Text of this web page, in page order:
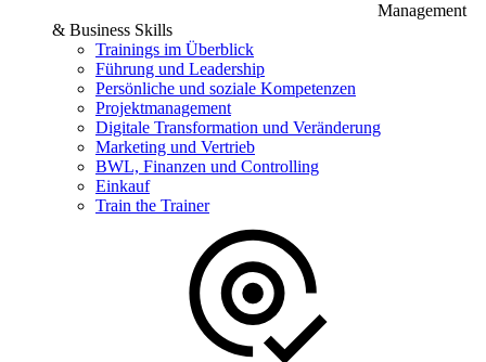
Management
& Business Skills
Trainings im Überblick
Führung und Leadership
Persönliche und soziale Kompetenzen
Projektmanagement
Digitale Transformation und Veränderung
Marketing und Vertrieb
BWL, Finanzen und Controlling
Einkauf
Train the Trainer